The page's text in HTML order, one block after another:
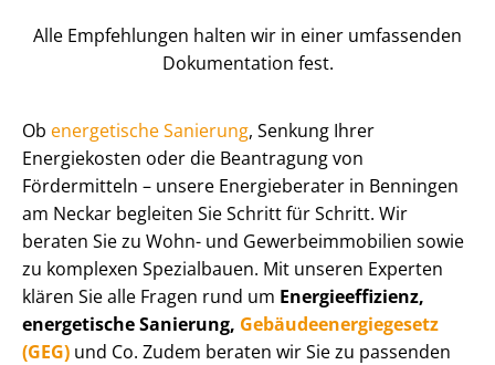
Alle Empfehlungen halten wir in einer umfassenden
Dokumentation fest.
Ob energetische Sanierung, Senkung Ihrer
Energiekosten oder die Beantragung von
Fördermitteln – unsere Energieberater in Benningen
am Neckar begleiten Sie Schritt für Schritt. Wir
beraten Sie zu Wohn- und Ge­wer­be­im­mo­bi­li­en sowie
zu komplexen Spezialbauen. Mit unseren Experten
klären Sie alle Fragen rund um En­er­gie­ef­fi­zi­enz,
energetische Sanierung, Ge­bäu­de­en­er­gie­ge­setz
(GEG) und Co. Zudem beraten wir Sie zu passenden